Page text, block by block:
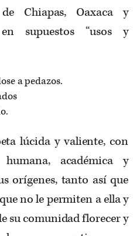
Chiapas, Oaxaca y
supuestos “usos y
a pedazos.
lúcida y valiente, con
académica y
orígenes, tanto así que
no le permiten a ella y
su comunidad florecer y